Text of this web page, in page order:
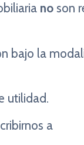
no son
bajo la
utilidad.
a